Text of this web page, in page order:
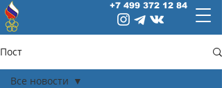
+7 499 372 12 84
Пост
Все новости